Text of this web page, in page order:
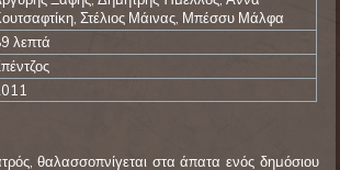
Στέλιος Μάινας, Μπέσσυ Μάλφα
λεπτά
θαλασσοπνίγεται στα άπατα ενός δημόσιου